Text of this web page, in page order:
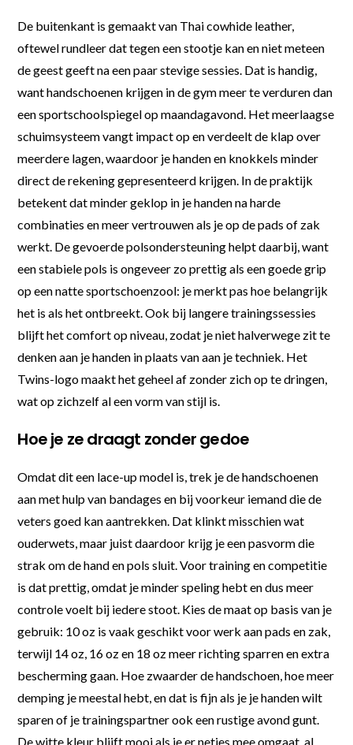
De buitenkant is gemaakt van Thai cowhide leather,
oftewel rundleer dat tegen een stootje kan en niet meteen
de geest geeft na een paar stevige sessies. Dat is handig,
want handschoenen krijgen in de gym meer te verduren dan
een sportschoolspiegel op maandagavond. Het meerlaagse
schuimsysteem vangt impact op en verdeelt de klap over
meerdere lagen, waardoor je handen en knokkels minder
direct de rekening gepresenteerd krijgen. In de praktijk
betekent dat minder geklop in je handen na harde
combinaties en meer vertrouwen als je op de pads of zak
werkt. De gevoerde polsondersteuning helpt daarbij, want
een stabiele pols is ongeveer zo prettig als een goede grip
op een natte sportschoenzool: je merkt pas hoe belangrijk
het is als het ontbreekt. Ook bij langere trainingssessies
blijft het comfort op niveau, zodat je niet halverwege zit te
denken aan je handen in plaats van aan je techniek. Het
Twins-logo maakt het geheel af zonder zich op te dringen,
wat op zichzelf al een vorm van stijl is.
Hoe je ze draagt zonder gedoe
Omdat dit een lace-up model is, trek je de handschoenen
aan met hulp van bandages en bij voorkeur iemand die de
veters goed kan aantrekken. Dat klinkt misschien wat
ouderwets, maar juist daardoor krijg je een pasvorm die
strak om de hand en pols sluit. Voor training en competitie
is dat prettig, omdat je minder speling hebt en dus meer
controle voelt bij iedere stoot. Kies de maat op basis van je
gebruik: 10 oz is vaak geschikt voor werk aan pads en zak,
terwijl 14 oz, 16 oz en 18 oz meer richting sparren en extra
bescherming gaan. Hoe zwaarder de handschoen, hoe meer
demping je meestal hebt, en dat is fijn als je je handen wilt
sparen of je trainingspartner ook een rustige avond gunt.
De witte kleur blijft mooi als je er netjes mee omgaat, al